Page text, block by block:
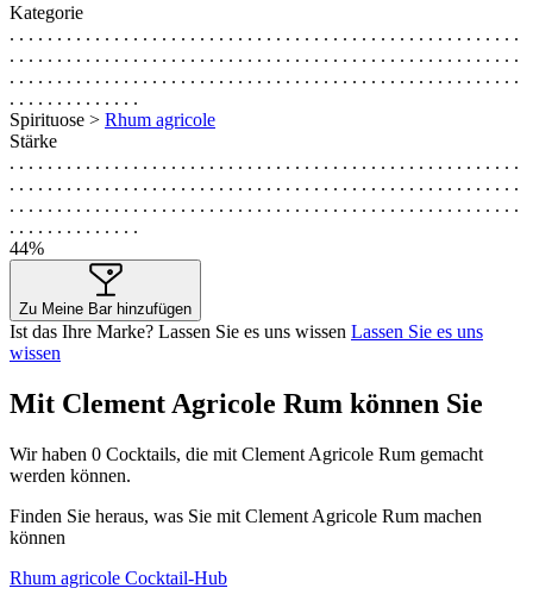
Kategorie
. . . . . . . . . . . . . . . . . . . . . . . . . . . . . . . . . . . . . . . . . . . . . . . . . . . . . .
. . . . . . . . . . . . . . . . . . . . . . . . . . . . . . . . . . . . . . . . . . . . . . . . . . . . . .
. . . . . . . . . . . . . . . . . . . . . . . . . . . . . . . . . . . . . . . . . . . . . . . . . . . . . .
. . . . . . . . . . . . . .
Spirituose > Rhum agricole
Stärke
. . . . . . . . . . . . . . . . . . . . . . . . . . . . . . . . . . . . . . . . . . . . . . . . . . . . . .
. . . . . . . . . . . . . . . . . . . . . . . . . . . . . . . . . . . . . . . . . . . . . . . . . . . . . .
. . . . . . . . . . . . . . . . . . . . . . . . . . . . . . . . . . . . . . . . . . . . . . . . . . . . . .
. . . . . . . . . . . . . .
44%
Zu Meine Bar hinzufügen
Ist das Ihre Marke? Lassen Sie es uns wissen Lassen Sie es uns
wissen
Mit Clement Agricole Rum können Sie
Wir haben 0 Cocktails, die mit Clement Agricole Rum gemacht
werden können.
Finden Sie heraus, was Sie mit Clement Agricole Rum machen
können
Rhum agricole Cocktail-Hub